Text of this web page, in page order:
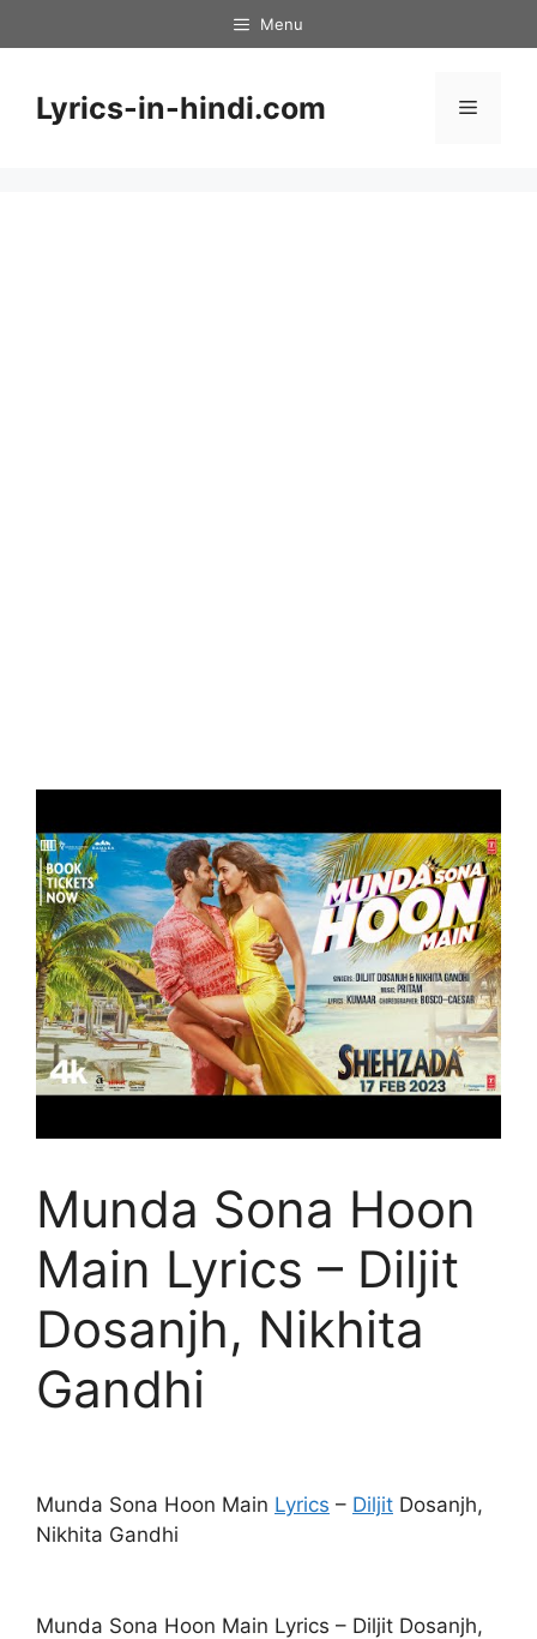
to
Menu
Lyrics-in-hindi.com Menu
Munda Sona Hoon
Main Lyrics – Diljit
Dosanjh, Nikhita
Gandhi
Munda Sona Hoon Main Lyrics – Diljit Dosanjh,
Nikhita Gandhi
Munda Sona Hoon Main Lyrics – Diljit Dosanjh,